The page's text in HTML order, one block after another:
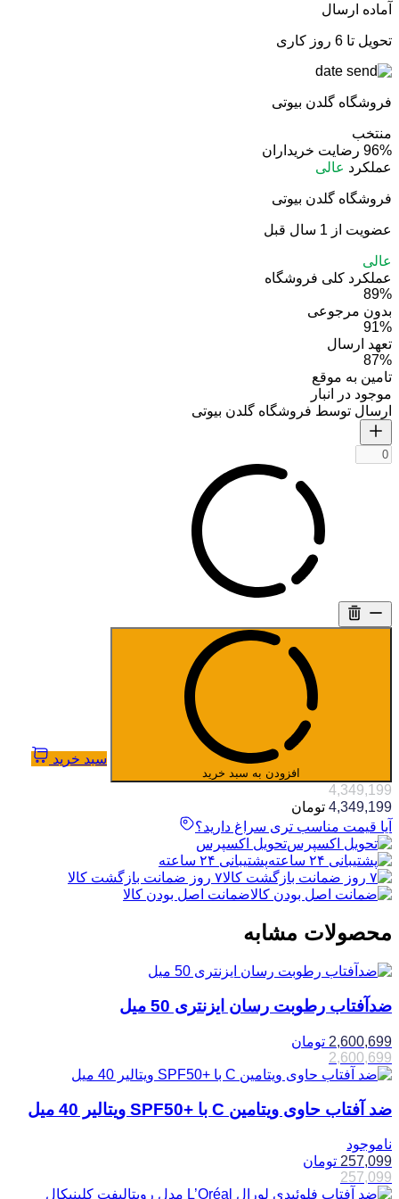
آماده ارسال
تحویل تا 6 روز کاری
فروشگاه گلدن بیوتی
منتخب
96% رضایت خریداران
عملکرد عالی
فروشگاه گلدن بیوتی
عضویت از 1 سال قبل
عالی
عملکرد کلی فروشگاه
89%
بدون مرجوعی
91%
تعهد ارسال
87%
تامین به موقع
موجود در انبار
ارسال توسط فروشگاه گلدن بیوتی
افزودن به سبد خرید
سبد خرید
4,349,199
4,349,199 تومان
آیا قیمت مناسب تری سراغ دارید؟
تحویل اکسپرس
پشتیبانی ۲۴ ساعته
۷ روز ضمانت بازگشت کالا
ضمانت اصل بودن کالا
محصولات مشابه
ضدآفتاب رطوبت رسان ایزنتری 50 میل
2,600,699 تومان
2,600,699
ضد آفتاب حاوی ویتامین C با +SPF50 ویتالیر 40 میل
ناموجود
257,099 تومان
257,099